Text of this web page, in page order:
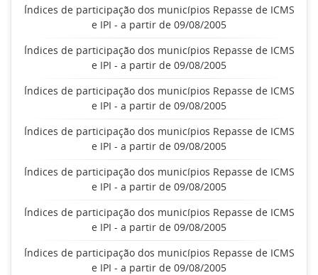
Índices de participação dos municípios Repasse de ICMS
e IPI - a partir de 09/08/2005
Índices de participação dos municípios Repasse de ICMS
e IPI - a partir de 09/08/2005
Índices de participação dos municípios Repasse de ICMS
e IPI - a partir de 09/08/2005
Índices de participação dos municípios Repasse de ICMS
e IPI - a partir de 09/08/2005
Índices de participação dos municípios Repasse de ICMS
e IPI - a partir de 09/08/2005
Índices de participação dos municípios Repasse de ICMS
e IPI - a partir de 09/08/2005
Índices de participação dos municípios Repasse de ICMS
e IPI - a partir de 09/08/2005